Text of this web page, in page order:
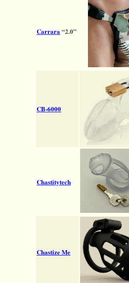
Carrara“2.0”
CB-6000
Chastitytech
Chastize Me